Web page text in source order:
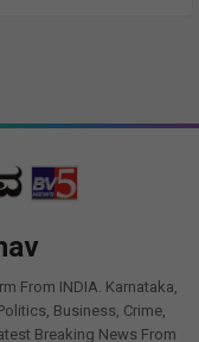
From INDIA. Karnataka,
Business, Crime,
Breaking News From